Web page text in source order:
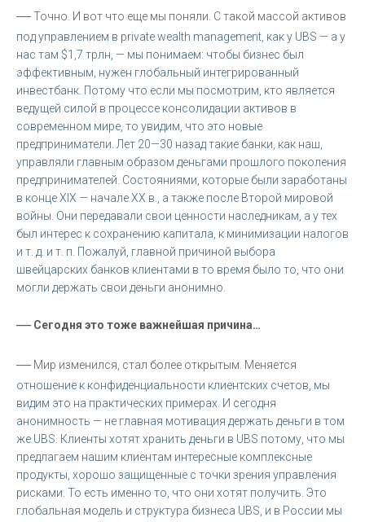
—Точно. И вот что еще мы поняли. С такой массой активов
под управлением в private wealth management, как у UBS — а у
нас там $1,7 трлн, — мы понимаем: чтобы бизнес был
эффективным, нужен глобальный интегрированный
инвестбанк. Потому что если мы посмотрим, кто является
ведущей силой в процессе консолидации активов в
современном мире, то увидим, что это новые
предприниматели. Лет 20—30 назад такие банки, как наш,
управляли главным образом деньгами прошлого поколения
предпринимателей. Состояниями, которые были заработаны
в конце XIX — начале XX в., а также после Второй мировой
войны. Они передавали свои ценности наследникам, а у тех
был интерес к сохранению капитала, к минимизации налогов
и т. д. и т. п. Пожалуй, главной причиной выбора
швейцарских банков клиентами в то время было то, что они
могли держать свои деньги анонимно.
— Сегодня это тоже важнейшая причина…
— Мир изменился, стал более открытым. Меняется
отношение к конфиденциальности клиентских счетов, мы
видим это на практических примерах. И сегодня
анонимность — не главная мотивация держать деньги в том
же UBS. Клиенты хотят хранить деньги в UBS потому, что мы
предлагаем нашим клиентам интересные комплексные
продукты, хорошо защищенные с точки зрения управления
рисками. То есть именно то, что они хотят получить. Это
глобальная модель и структура бизнеса UBS, и в России мы